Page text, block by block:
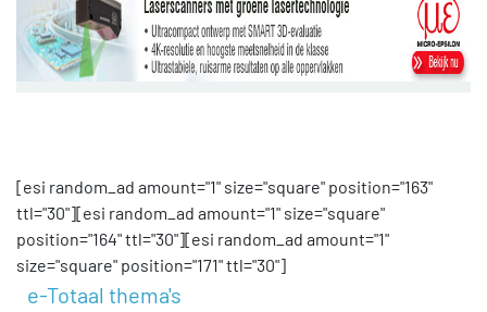
[esi random_ad amount="1" size="square" position="163"
ttl="30"][esi random_ad amount="1" size="square"
position="164" ttl="30"][esi random_ad amount="1"
size="square" position="171" ttl="30"]
e-Totaal thema's